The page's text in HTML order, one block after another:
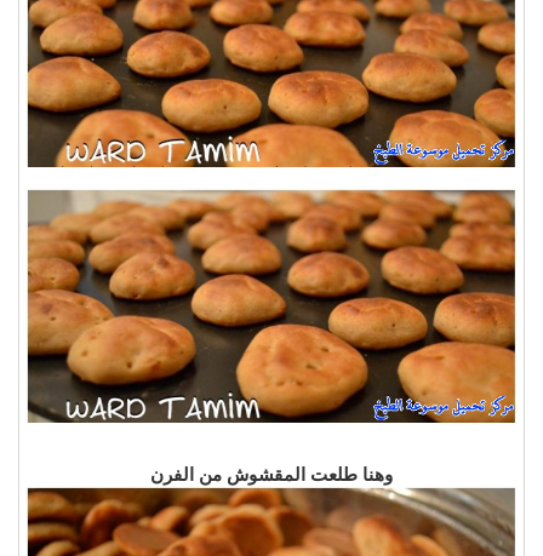
وهنا طلعت المقشوش من الفرن